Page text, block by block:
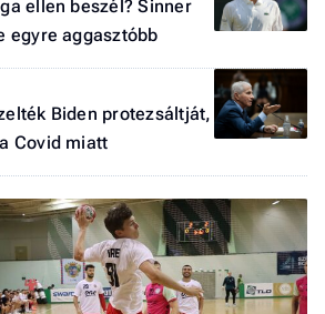
ellen beszél? Sinner
egyre aggasztóbb
Biden protezsáltját,
Covid miatt